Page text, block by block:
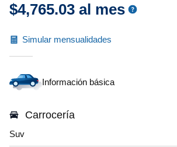
$4,765.03 al mes
Simular mensualidades
Información básica
Carrocería
Suv